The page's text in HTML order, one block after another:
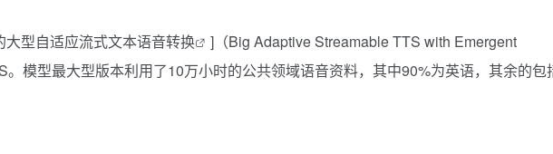
大型自适应流式文本语音转换
]（Big Adaptive Streamable TTS with Emergent
模型最大型版本利用了10万小时的公共领域语音资料，其中90%为英语，其余的包